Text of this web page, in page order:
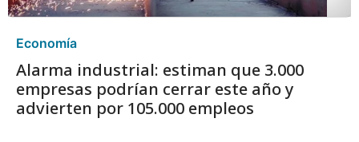
Economía
Alarma industrial: estiman que 3.000
empresas podrían cerrar este año y
advierten por 105.000 empleos